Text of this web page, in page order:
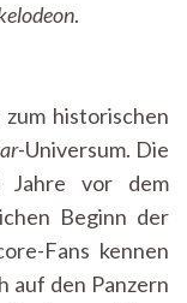
.
historischen
-Universum. Die
Jahre vor dem
Beginn der
Fans kennen
auf den Panzern